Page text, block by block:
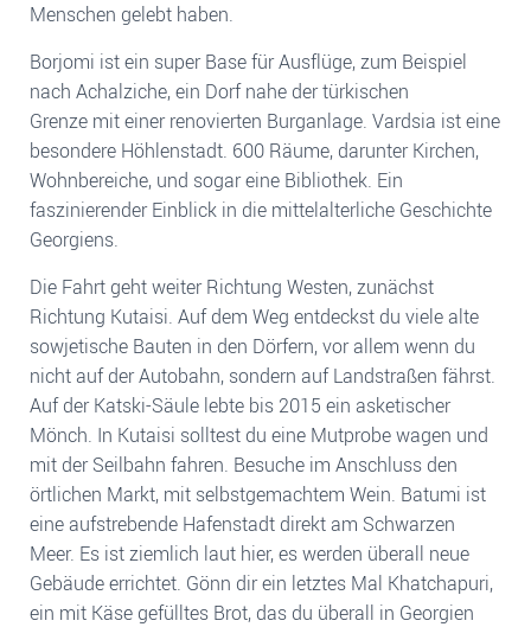
Menschen gelebt haben.
Borjomi ist ein super Base für Ausflüge, zum Beispiel
nach Achalziche, ein Dorf nahe der türkischen
Grenze mit einer renovierten Burganlage. Vardsia ist eine
besondere Höhlenstadt. 600 Räume, darunter Kirchen,
Wohnbereiche, und sogar eine Bibliothek. Ein
faszinierender Einblick in die mittelalterliche Geschichte
Georgiens.
Die Fahrt geht weiter Richtung Westen, zunächst
Richtung Kutaisi. Auf dem Weg entdeckst du viele alte
sowjetische Bauten in den Dörfern, vor allem wenn du
nicht auf der Autobahn, sondern auf Landstraßen fährst.
Auf der Katski-Säule lebte bis 2015 ein asketischer
Mönch. In Kutaisi solltest du eine Mutprobe wagen und
mit der Seilbahn fahren. Besuche im Anschluss den
örtlichen Markt, mit selbstgemachtem Wein. Batumi ist
eine aufstrebende Hafenstadt direkt am Schwarzen
Meer. Es ist ziemlich laut hier, es werden überall neue
Gebäude errichtet. Gönn dir ein letztes Mal Khatchapuri,
ein mit Käse gefülltes Brot, das du überall in Georgien